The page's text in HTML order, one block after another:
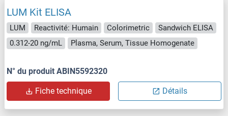
LUM Kit ELISA
LUM Reactivité: Humain Colorimetric
Sandwich ELISA
0.312-20 ng/mL
Plasma, Serum, Tissue Homogenate
N° du produit ABIN5592320
Fiche technique Détails